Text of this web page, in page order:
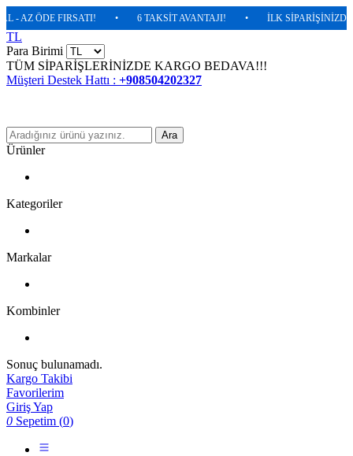
AZ ÖDE FIRSATI! 6 TAKSİT AVANTAJI! İLK SİPARİŞİNİZDE
TL
Para Birimi
TÜM SİPARİŞLERİNİZDE KARGO BEDAVA!!!
Müşteri Destek Hattı : +908504202327
Ara
Ürünler
Kategoriler
Markalar
Kombinler
Sonuç bulunamadı.
Kargo Takibi
Favorilerim
Giriş Yap
0 Sepetim (0)